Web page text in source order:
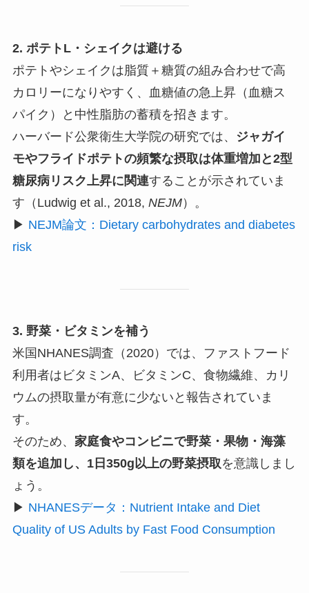
2. ポテトL・シェイクは避ける
ポテトやシェイクは脂質＋糖質の組み合わせで高
カロリーになりやすく、血糖値の急上昇（血糖ス
パイク）と中性脂肪の蓄積を招きます。
ハーバード公衆衛生大学院の研究では、
ジャガイ
モやフライドポテトの頻繁な摂取は体重増加と2型
糖尿病リスク上昇に関連することが示されていま
す（Ludwig et al., 2018, NEJM）。
▶ NEJM論文：Dietary carbohydrates and diabetes
risk
3. 野菜・ビタミンを補う
米国NHANES調査（2020）では、ファストフード
利用者はビタミンA、ビタミンC、食物繊維、カリ
ウムの摂取量が有意に少ないと報告されていま
す。
そのため、 家庭食やコンビニで野菜・果物・海藻
類を追加し、1日350g以上の野菜摂取を意識しまし
ょう。
▶ NHANESデータ：Nutrient Intake and Diet
Quality of US Adults by Fast Food Consumption